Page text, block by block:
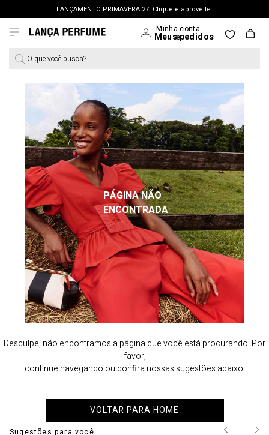
LANÇAMENTO PRIMAVERA 27. Clique e aproveite.
FRETE GRÁTIS | a partir de R$ 699. APROVEITAR >
OUTLET: Até 65% OFF + 15% na 2ª peça. Confira >
LANÇAMENTO PRIMAVERA 27. Clique e aproveite.
O que você busca?
PÁGINA NÃO
ENCONTRADA
Desculpe, não encontramos a página que você está procurando. Por
favor,
continue navegando ou confira nossas sugestões abaixo.
VOLTAR PARA HOME
Sugestões para você